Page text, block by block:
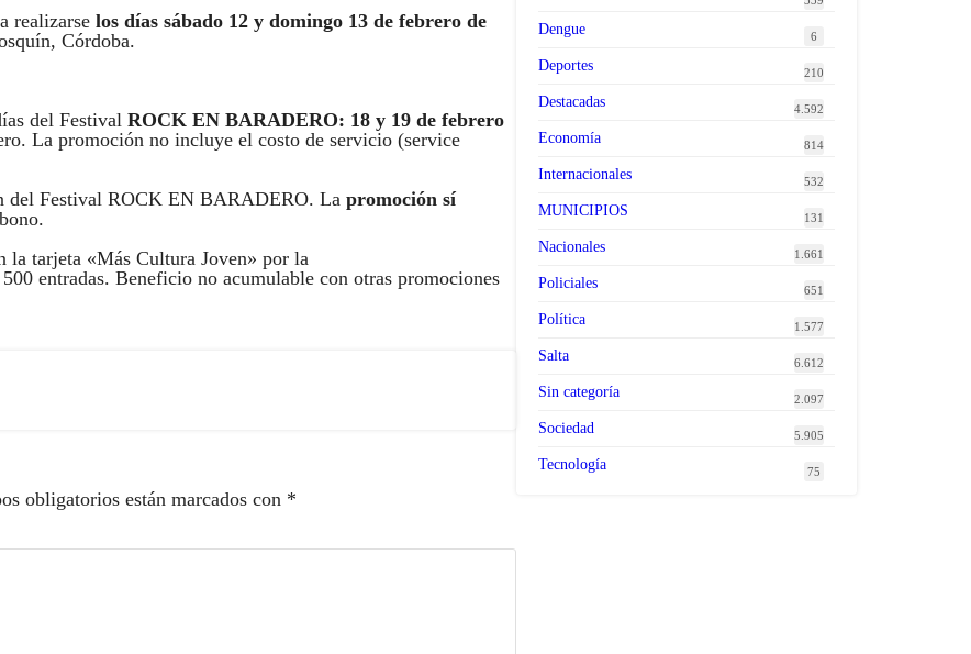
a realizarse los días sábado 12 y domingo 13 de febrero de
Córdoba.
del Festival ROCK EN BARADERO: 18 y 19 de febrero
La promoción no incluye el costo de servicio (service
del Festival ROCK EN BARADERO. La promoción sí
la tarjeta «Más Cultura Joven» por la
entradas. Beneficio no acumulable con otras promociones
obligatorios están marcados con *
Dengue 6
Deportes 210
Destacadas 4.592
Economía 814
Internacionales 532
MUNICIPIOS 131
Nacionales 1.661
Policiales 651
Política 1.577
Salta 6.612
Sin categoría 2.097
Sociedad 5.905
Tecnología 75